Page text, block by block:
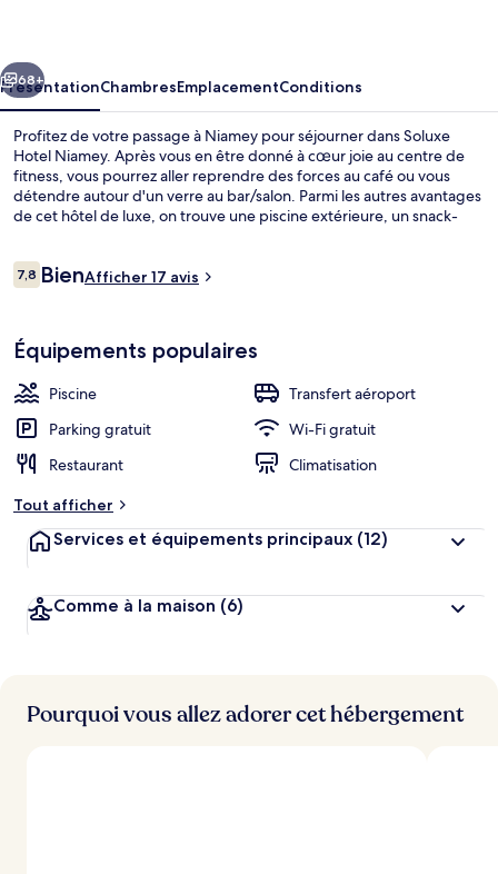
Suivant
68+
PrésentationChambresEmplacementConditions
Profitez de votre passage à Niamey pour séjourner dans Soluxe
Hotel Niamey. Après vous en être donné à cœur joie au centre de
fitness, vous pourrez aller reprendre des forces au café ou vous
détendre autour d'un verre au bar/salon. Parmi les autres avantages
de cet hôtel de luxe, on trouve une piscine extérieure, un snack-
Avis
voyageurs
7,87,8 sur 10
BienAfficher 17 avis
Équipements populaires
Piscine
Transfert aéroport
Parking gratuit
Wi-Fi gratuit
Restaurant
Climatisation
Tout afficher
Services et équipements principaux (12)
Comme à la maison (6)
Pourquoi vous allez adorer cet hébergement